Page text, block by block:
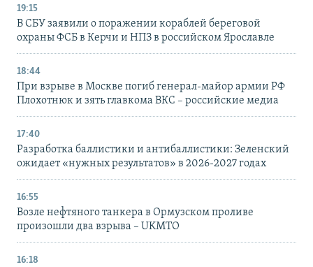
19:15
В СБУ заявили о поражении кораблей береговой
охраны ФСБ в Керчи и НПЗ в российском Ярославле
18:44
При взрыве в Москве погиб генерал-майор армии РФ
Плохотнюк и зять главкома ВКС – российские медиа
17:40
Разработка баллистики и антибаллистики: Зеленский
ожидает «нужных результатов» в 2026-2027 годах
16:55
Возле нефтяного танкера в Ормузском проливе
произошли два взрыва – UKMTO
16:18